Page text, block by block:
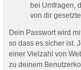
bei Umfragen,
von dir
Dein Passwort wird
so dass es sicher ist.
einer Vielzahl von
zu deinem